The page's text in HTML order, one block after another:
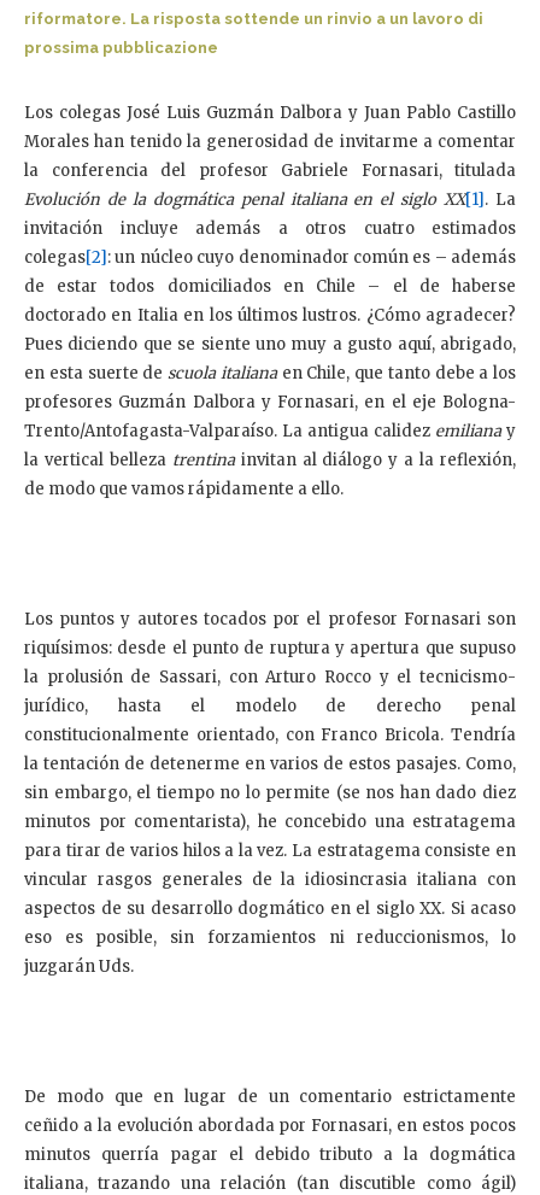
riformatore. La risposta sottende un rinvio a un lavoro di
prossima pubblicazione
Los colegas José Luis Guzmán Dalbora y Juan Pablo Castillo
Morales han tenido la generosidad de invitarme a comentar
la conferencia del profesor Gabriele Fornasari, titulada
Evolución de la dogmática penal italiana en el siglo XX[1]. La
invitación incluye además a otros cuatro estimados
colegas[2]: un núcleo cuyo denominador común es – además
de estar todos domiciliados en Chile – el de haberse
doctorado en Italia en los últimos lustros. ¿Cómo agradecer?
Pues diciendo que se siente uno muy a gusto aquí, abrigado,
en esta suerte de scuola italianaen Chile, que tanto debe a los
profesores Guzmán Dalbora y Fornasari, en el eje Bologna-
Trento/Antofagasta-Valparaíso. La antigua calidez emilianay
la vertical belleza trentinainvitan al diálogo y a la reflexión,
de modo que vamos rápidamente a ello.
Los puntos y autores tocados por el profesor Fornasari son
riquísimos: desde el punto de ruptura y apertura que supuso
la prolusión de Sassari, con Arturo Rocco y el tecnicismo-
jurídico, hasta el modelo de derecho penal
constitucionalmente orientado, con Franco Bricola. Tendría
la tentación de detenerme en varios de estos pasajes. Como,
sin embargo, el tiempo no lo permite (se nos han dado diez
minutos por comentarista), he concebido una estratagema
para tirar de varios hilos a la vez. La estratagema consiste en
vincular rasgos generales de la idiosincrasia italiana con
aspectos de su desarrollo dogmático en el siglo XX. Si acaso
eso es posible, sin forzamientos ni reduccionismos, lo
juzgarán Uds.
De modo que en lugar de un comentario estrictamente
ceñido a la evolución abordada por Fornasari, en estos pocos
minutos querría pagar el debido tributo a la dogmática
italiana, trazando una relación (tan discutible como ágil)